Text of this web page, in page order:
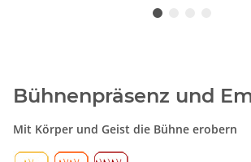
Bühnenpräsenz und
Mit Körper und Geist die Bühne erobern